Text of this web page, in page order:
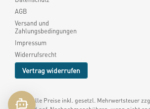
AGB
Versand und
Zahlungsbedingungen
Impressum
Widerrufsrecht
Vertrag widerrufen
* Alle Preise inkl. gesetzl. Mehrwertsteuer